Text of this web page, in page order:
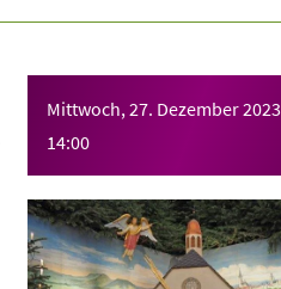
Mittwoch, 27. Dezember 2023
14:00